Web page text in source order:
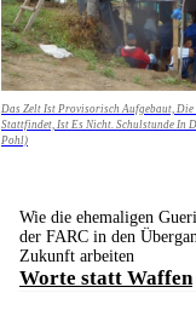
Das Zelt Ist Provisorisch Aufgebaut,
Stattfindet, Ist Es Nicht. Schulstunde In
Pohl)
Wie die ehemaligen
der FARC in den
Zukunft arbeiten
Worte statt Waffen